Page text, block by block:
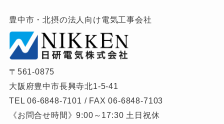
豊中市・北摂の法人向け電気工事会社
〒561-0875
大阪府豊中市長興寺北1-5-41
TEL 06-6848-7101 / FAX 06-6848-7103
《お問合せ時間》9:00～17:30 土日祝休